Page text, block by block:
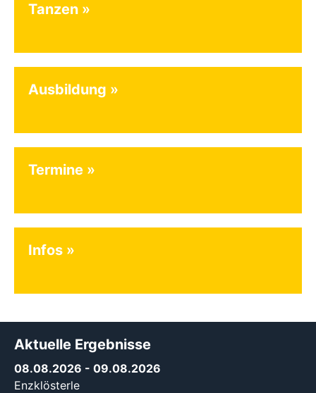
Tanzen
Ausbildung
Termine
Infos
Aktuelle Ergebnisse
08.08.2026 - 09.08.2026
Enzklösterle